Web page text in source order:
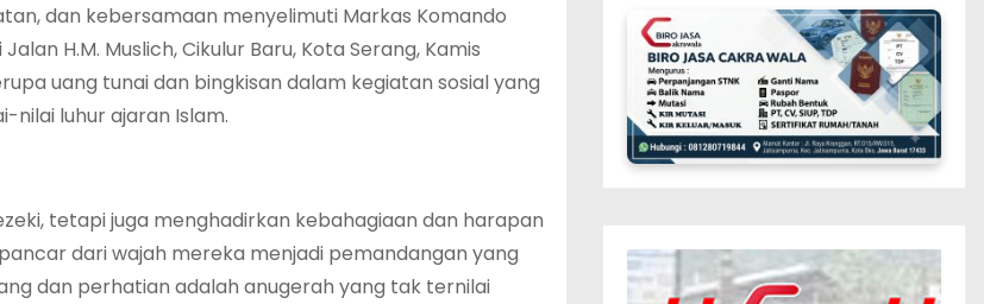
dan kebersamaan menyelimuti Markas Komando
H.M. Muslich, Cikulur Baru, Kota Serang, Kamis
uang tunai dan bingkisan dalam kegiatan sosial yang
nilai luhur ajaran Islam.
tetapi juga menghadirkan kebahagiaan dan harapan
dari wajah mereka menjadi pemandangan yang
dan perhatian adalah anugerah yang tak ternilai